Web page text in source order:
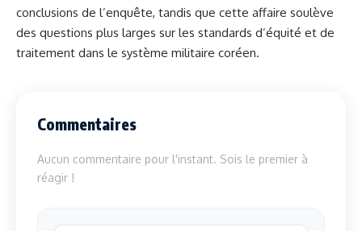
conclusions de l’enquête, tandis que cette affaire soulève
des questions plus larges sur les standards d’équité et de
traitement dans le système militaire coréen.
Commentaires
Aucun commentaire pour l'instant. Sois le premier à
réagir !